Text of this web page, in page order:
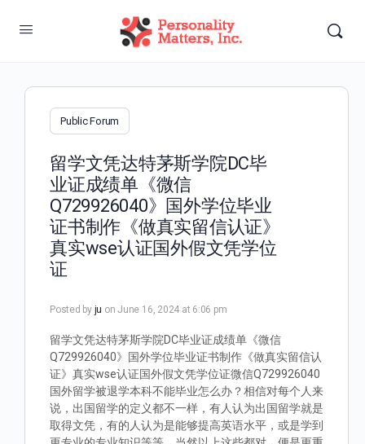
Public Forum
留学文凭达特茅斯学院DC毕
业证成绩单《微信
Q729926040》国外学位毕业
证书制作《做真实留信认证》
真实wse认证国外假文凭学位
证
Posted by ju on June 16, 2024 at 6:06 pm
留学文凭达特茅斯学院DC毕业证成绩单《微信
Q729926040》国外学位毕业证书制作《做真实留信认
证》真实wse认证国外假文凭学位证微信Q729926040
国外留学被退学本科不能毕业怎么办？相信对每个人来
说，出国留学的定义都不一样，有人认为出国留学就是
取得文凭，有的人认为是能够提高英语水平，或是学到